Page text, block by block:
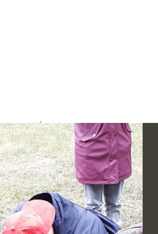
of oesterzwam op
’t Maatje in een jong
beginnen met een korte
boomstam op de beste
goed warm en het is
te werken! Na afloop krijg
in overleg. Een eigen